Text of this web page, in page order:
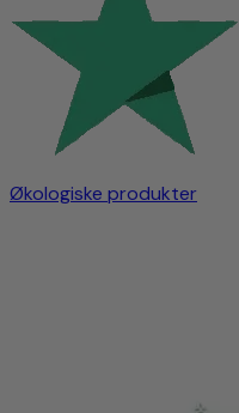
Økologiske produkter